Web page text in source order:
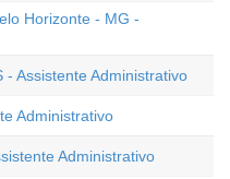
Horizonte - MG -
- Assistente Administrativo
Administrativo
Administrativo